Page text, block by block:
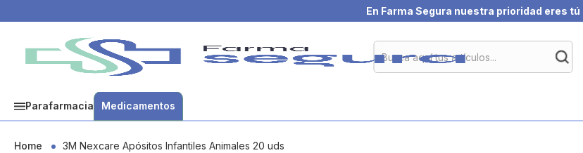
En Farma Segura nuestra prioridad eres tú
Parafarmacia Medicamentos
Home 3M Nexcare Apósitos Infantiles Animales 20 uds